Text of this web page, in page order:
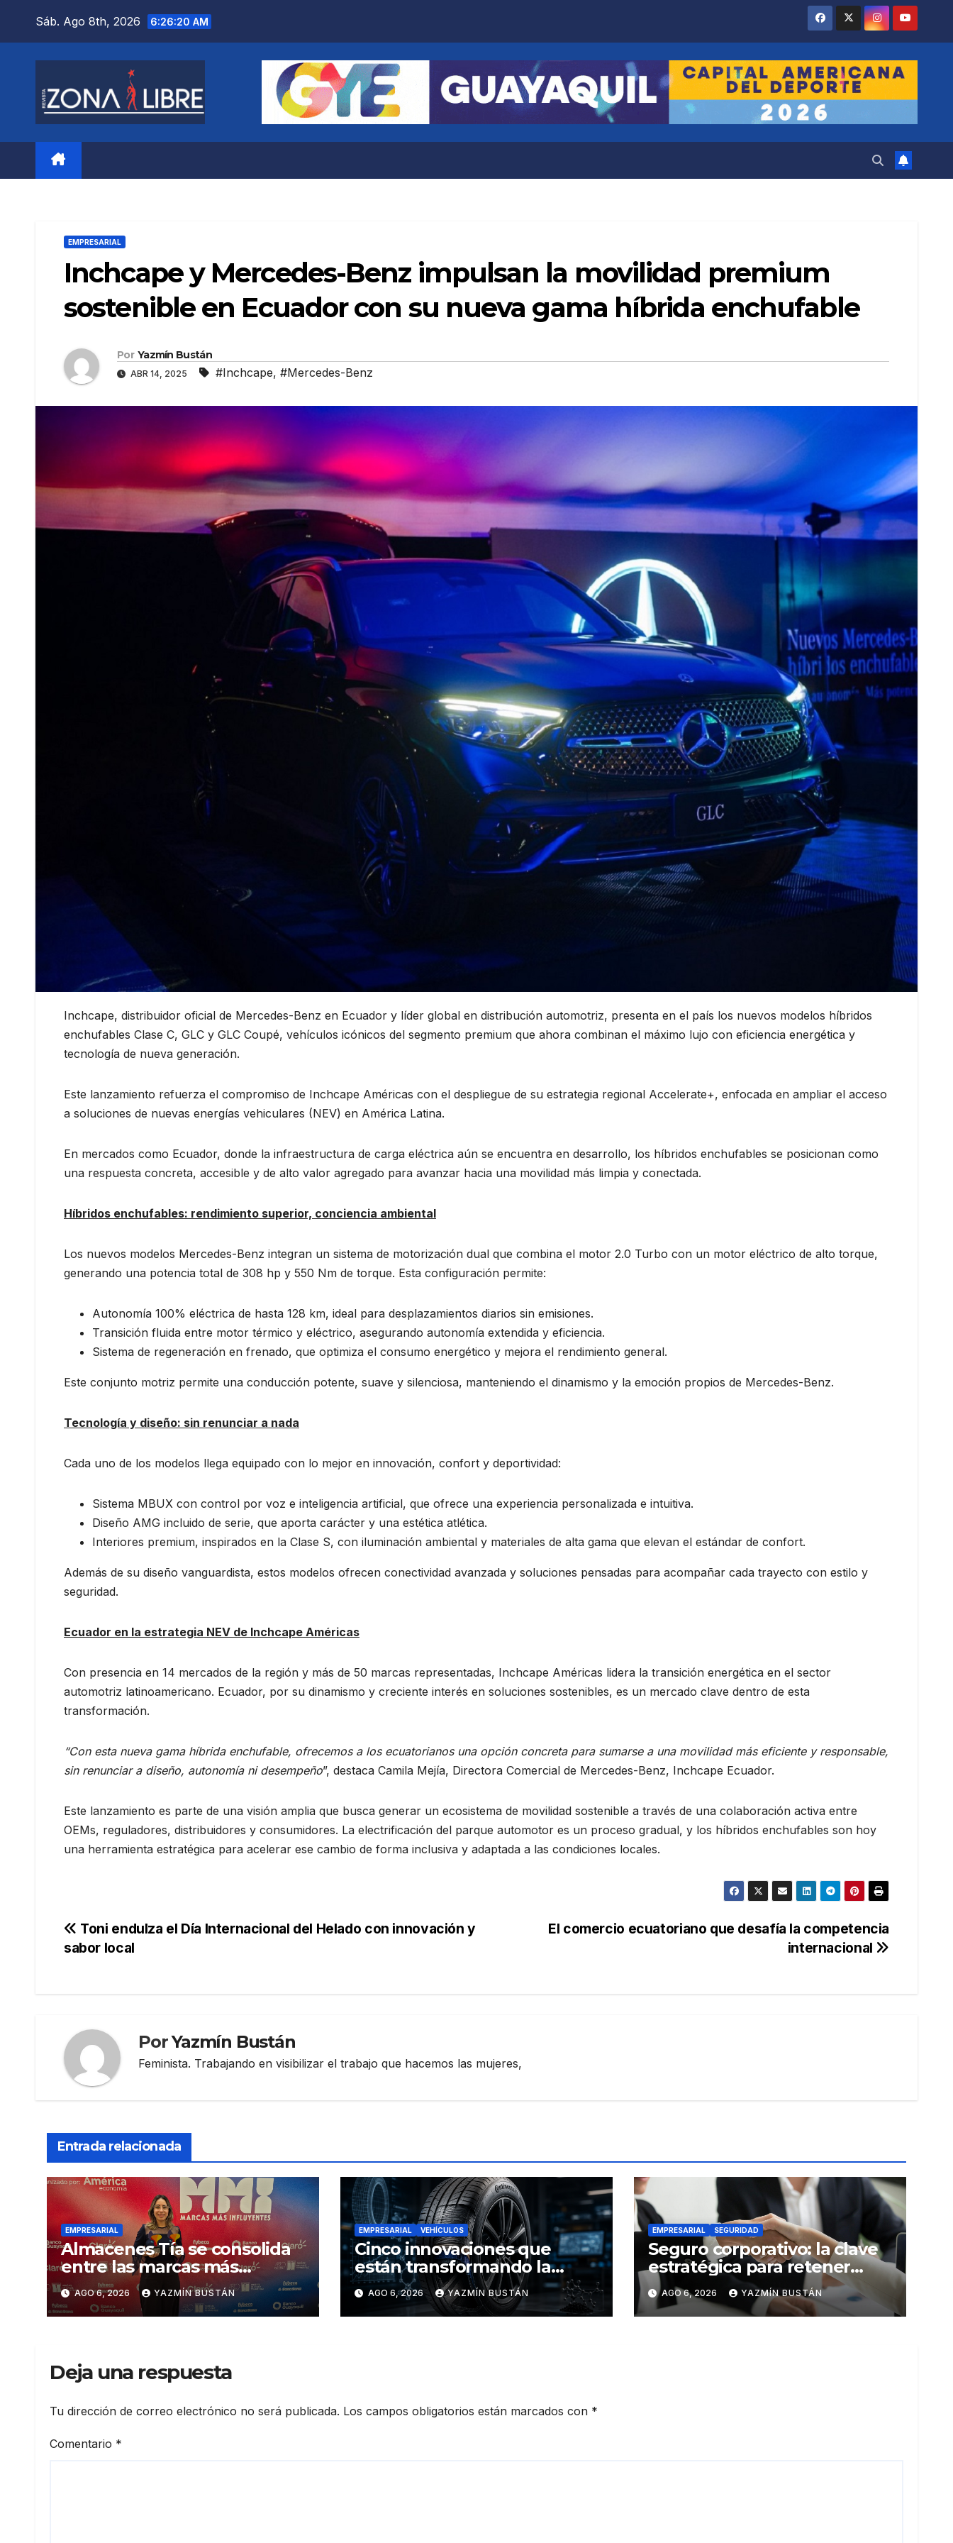
Sáb. Ago 8th, 2026 6:26:21 AM
EMPRESARIAL
Inchcape y Mercedes-Benz impulsan la movilidad premium
sostenible en Ecuador con su nueva gama híbrida enchufable
Por Yazmín Bustán
ABR 14, 2025 #Inchcape, #Mercedes-Benz
Inchcape, distribuidor oficial de Mercedes-Benz en Ecuador y líder global en distribución automotriz, presenta en el país los nuevos modelos híbridos
enchufables Clase C, GLC y GLC Coupé, vehículos icónicos del segmento premium que ahora combinan el máximo lujo con eficiencia energética y
tecnología de nueva generación.
Este lanzamiento refuerza el compromiso de Inchcape Américas con el despliegue de su estrategia regional Accelerate+, enfocada en ampliar el acceso
a soluciones de nuevas energías vehiculares (NEV) en América Latina.
En mercados como Ecuador, donde la infraestructura de carga eléctrica aún se encuentra en desarrollo, los híbridos enchufables se posicionan como
una respuesta concreta, accesible y de alto valor agregado para avanzar hacia una movilidad más limpia y conectada.
Híbridos enchufables: rendimiento superior, conciencia ambiental
Los nuevos modelos Mercedes-Benz integran un sistema de motorización dual que combina el motor 2.0 Turbo con un motor eléctrico de alto torque,
generando una potencia total de 308 hp y 550 Nm de torque. Esta configuración permite:
Autonomía 100% eléctrica de hasta 128 km, ideal para desplazamientos diarios sin emisiones.
Transición fluida entre motor térmico y eléctrico, asegurando autonomía extendida y eficiencia.
Sistema de regeneración en frenado, que optimiza el consumo energético y mejora el rendimiento general.
Este conjunto motriz permite una conducción potente, suave y silenciosa, manteniendo el dinamismo y la emoción propios de Mercedes-Benz.
Tecnología y diseño: sin renunciar a nada
Cada uno de los modelos llega equipado con lo mejor en innovación, confort y deportividad:
Sistema MBUX con control por voz e inteligencia artificial, que ofrece una experiencia personalizada e intuitiva.
Diseño AMG incluido de serie, que aporta carácter y una estética atlética.
Interiores premium, inspirados en la Clase S, con iluminación ambiental y materiales de alta gama que elevan el estándar de confort.
Además de su diseño vanguardista, estos modelos ofrecen conectividad avanzada y soluciones pensadas para acompañar cada trayecto con estilo y
seguridad.
Ecuador en la estrategia NEV de Inchcape Américas
Con presencia en 14 mercados de la región y más de 50 marcas representadas, Inchcape Américas lidera la transición energética en el sector
automotriz latinoamericano. Ecuador, por su dinamismo y creciente interés en soluciones sostenibles, es un mercado clave dentro de esta
transformación.
“Con esta nueva gama híbrida enchufable, ofrecemos a los ecuatorianos una opción concreta para sumarse a una movilidad más eficiente y responsable,
sin renunciar a diseño, autonomía ni desempeño”, destaca Camila Mejía, Directora Comercial de Mercedes-Benz, Inchcape Ecuador.
Este lanzamiento es parte de una visión amplia que busca generar un ecosistema de movilidad sostenible a través de una colaboración activa entre
OEMs, reguladores, distribuidores y consumidores. La electrificación del parque automotor es un proceso gradual, y los híbridos enchufables son hoy
una herramienta estratégica para acelerar ese cambio de forma inclusiva y adaptada a las condiciones locales.
Navegación
El comercio ecuatoriano que desafía la competencia
internacional
Toni endulza el Día Internacional del Helado con innovación y
sabor local
PorYazmín Bustán
Feminista. Trabajando en visibilizar el trabajo que hacemos las mujeres,
Entrada relacionada
EMPRESARIAL
Almacenes Tía se consolida
entre las marcas más
influyentes del Ecuador
AGO 6, 2026 YAZMÍN BUSTÁN
EMPRESARIAL VEHÍCULOS
Cinco innovaciones que
están transformando la
industria de los neumáticos y
redefinen el futuro de la
movilidad
AGO 6, 2026 YAZMÍN BUSTÁN
EMPRESARIAL SEGURIDAD
Seguro corporativo: la clave
estratégica para retener
talento en Ecuador
AGO 6, 2026 YAZMÍN BUSTÁN
Deja una respuesta
Tu dirección de correo electrónico no será publicada. Los campos obligatorios están marcados con *
Comentario *